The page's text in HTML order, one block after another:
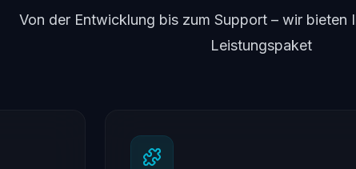
Von der Entwicklung bis zum Support – wir bieten
Leistungspaket